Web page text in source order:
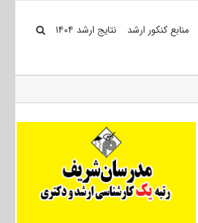
منابع کنکور ارشد نتایج ارشد ۱۴۰۴